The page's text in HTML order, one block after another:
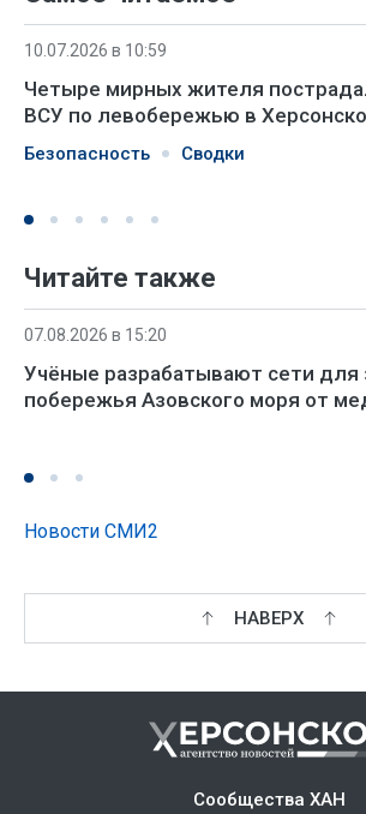
10.07.2026 в 10:59
Четыре мирных жителя
ВСУ по левобережью в
Безопасность Сводки
Читайте также
07.08.2026 в 15:20
Учёные разрабатывают сети
побережья Азовского моря от
Новости СМИ2
НАВЕРХ
Сообщества ХАН